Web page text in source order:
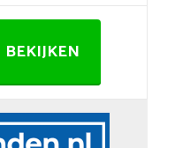
BEKIJKEN